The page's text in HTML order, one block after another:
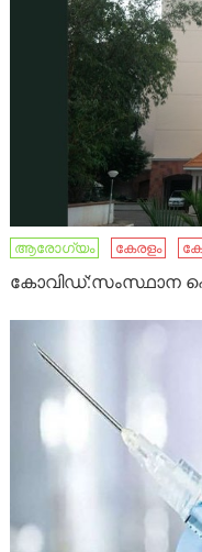
ആരോഗ്യം കേരളം
കോവിഡ്:സംസ്ഥാന